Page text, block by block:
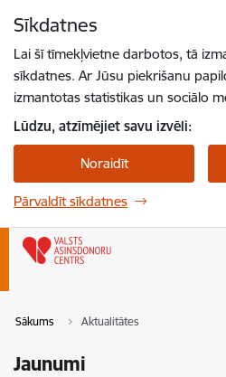
Sīkdatnes
Lai šī tīmekļvietne darbotos, tā
sīkdatnes. Ar Jūsu piekrišanu
izmantotas statistikas un sociālo
Lūdzu, atzīmējiet savu izvēli:
Noraidīt
Pārvaldīt sīkdatnes
Sākums Aktualitātes
Jaunumi